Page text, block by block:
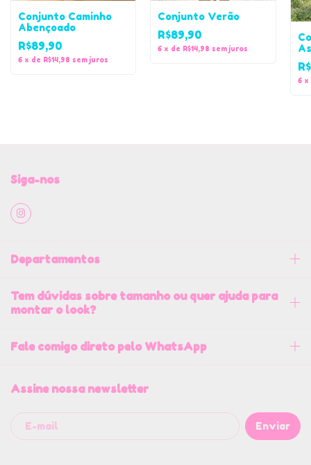
Conjunto Caminho
Abençoado
R$89,90
6 x de R$14,98 sem juros
Conjunto Verão
R$89,90
6 x de R$14,98 sem juros
6 x
Siga-nos
Departamentos
Tem dúvidas sobre tamanho ou quer ajuda para
montar o look?
Fale comigo direto pelo WhatsApp
Assine nossa newsletter